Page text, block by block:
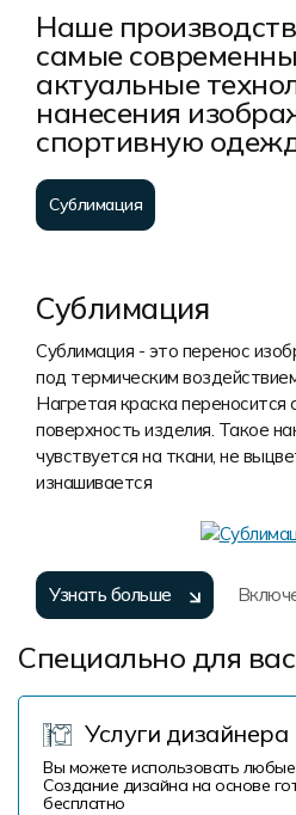
Наше
самые
актуальные
нанесения
спортивную
Сублимация
Сублимация
Сублимация - это перенос
под термическим
Нагретая краска переносится
поверхность изделия. Такое
чувствуется на ткани, не
изнашивается
Узнать больше
Специально для вас
Услуги дизайнера
Вы можете использовать любые
Создание дизайна на основе
бесплатно